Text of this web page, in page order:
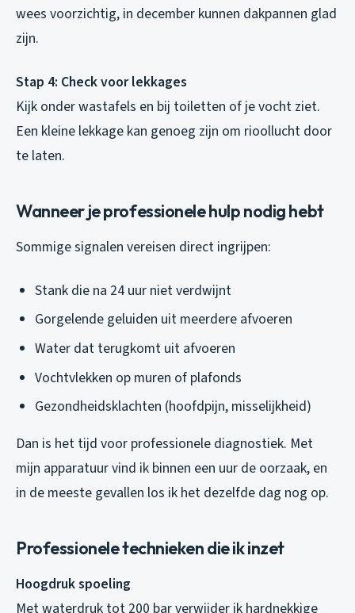
wees voorzichtig, in december kunnen dakpannen glad
zijn.
Stap 4: Check voor lekkages
Kijk onder wastafels en bij toiletten of je vocht ziet.
Een kleine lekkage kan genoeg zijn om rioollucht door
te laten.
Wanneer je professionele hulp nodig hebt
Sommige signalen vereisen direct ingrijpen:
Stank die na 24 uur niet verdwijnt
Gorgelende geluiden uit meerdere afvoeren
Water dat terugkomt uit afvoeren
Vochtvlekken op muren of plafonds
Gezondheidsklachten (hoofdpijn, misselijkheid)
Dan is het tijd voor professionele diagnostiek. Met
mijn apparatuur vind ik binnen een uur de oorzaak, en
in de meeste gevallen los ik het dezelfde dag nog op.
Professionele technieken die ik inzet
Hoogdruk spoeling
Met waterdruk tot 200 bar verwijder ik hardnekkige